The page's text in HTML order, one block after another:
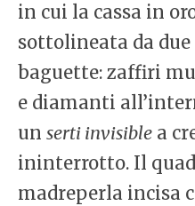
in cui la cassa in
sottolineata da
baguette: zaffiri
e diamanti
un serti invisible a
ininterrotto. Il
madreperla incisa